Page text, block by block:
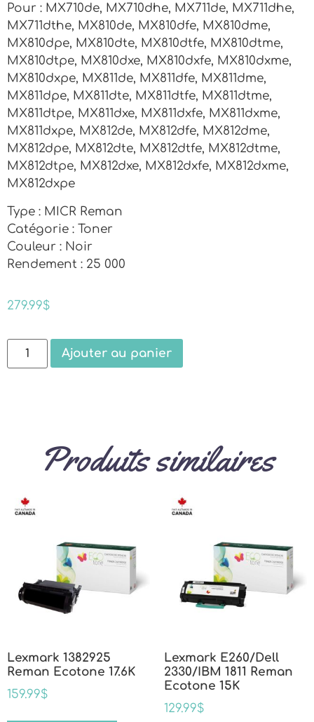
Pour : MX710de, MX710dhe, MX711de, MX711dhe,
MX711dthe, MX810de, MX810dfe, MX810dme,
MX810dpe, MX810dte, MX810dtfe, MX810dtme,
MX810dtpe, MX810dxe, MX810dxfe, MX810dxme,
MX810dxpe, MX811de, MX811dfe, MX811dme,
MX811dpe, MX811dte, MX811dtfe, MX811dtme,
MX811dtpe, MX811dxe, MX811dxfe, MX811dxme,
MX811dxpe, MX812de, MX812dfe, MX812dme,
MX812dpe, MX812dte, MX812dtfe, MX812dtme,
MX812dtpe, MX812dxe, MX812dxfe, MX812dxme,
MX812dxpe
Type : MICR Reman
Catégorie : Toner
Couleur : Noir
Rendement : 25 000
279.99$
Ajouter au panier
Produits similaires
Lexmark 1382925
Reman Ecotone 17.6K
159.99$
Lexmark E260/Dell
2330/IBM 1811 Reman
Ecotone 15K
129.99$